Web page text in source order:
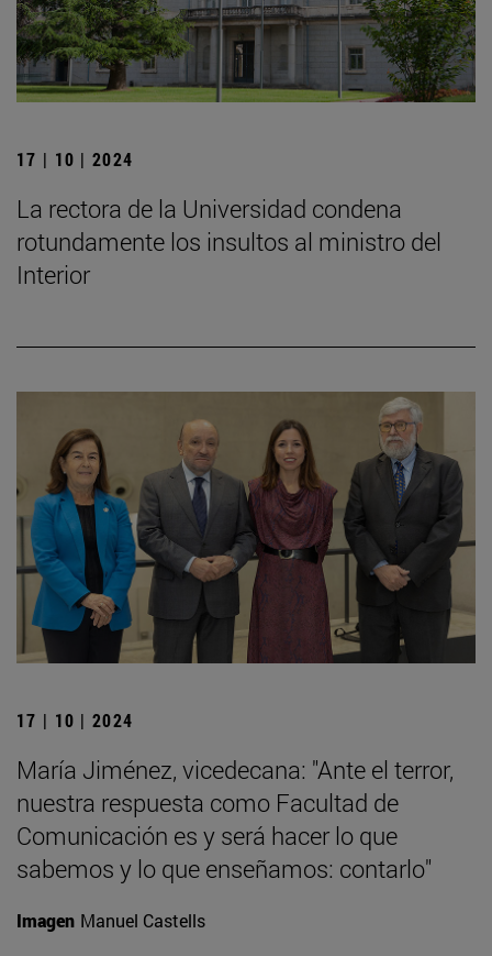
17 | 10 | 2024
La rectora de la Universidad condena
rotundamente los insultos al ministro del
Interior
17 | 10 | 2024
María Jiménez, vicedecana: "Ante el terror,
nuestra respuesta como Facultad de
Comunicación es y será hacer lo que
sabemos y lo que enseñamos: contarlo"
Imagen Manuel Castells